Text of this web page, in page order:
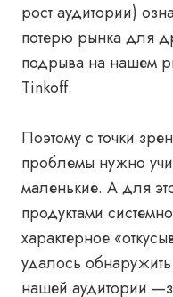
рост аудитории)
потерю рынка для
подрыва на нашем
Tinkoff.
Поэтому с точки
проблемы нужно
маленькие. А для
продуктами
характерное
удалось
нашей аудитории